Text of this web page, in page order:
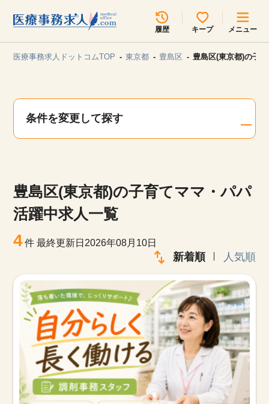
履歴 キープ メニュー
見学会・イベント情報
お知らせ
医療事務求人ドットコムとは
サイトの使い方
就職サポート
医療事務求人ドットコムTOP 東京都 豊島区 豊島区(東京都)の子
条件を変更して探す
豊島区(東京都)の子育てママ・パパ
活躍中求人一覧
4件最終更新日2026年08月10日
新着順 人気順
所在地のエリアを選択してください
各支店担当よりご連絡させていただきます。
関東
甲信越・北陸 中国・四国
九州・沖縄